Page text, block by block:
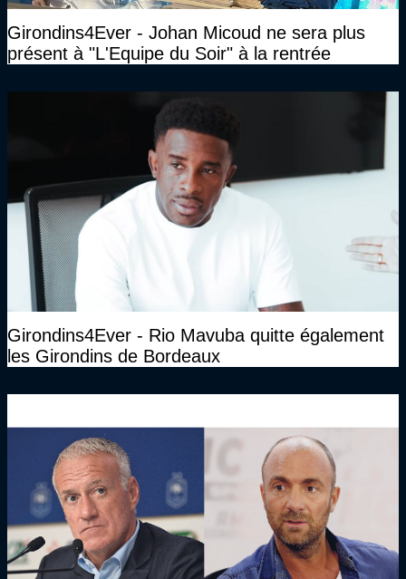
Girondins4Ever - Johan Micoud ne sera plus
présent à "L'Equipe du Soir" à la rentrée
Girondins4Ever - Rio Mavuba quitte également
les Girondins de Bordeaux